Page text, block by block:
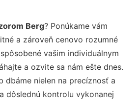
Berg? Ponúkame vám
a zároveň cenovo rozumné
vašim individuálnym
a ozvite sa nám ešte dnes.
dbáme nielen na precíznosť a
dôslednú kontrolu vykonanej